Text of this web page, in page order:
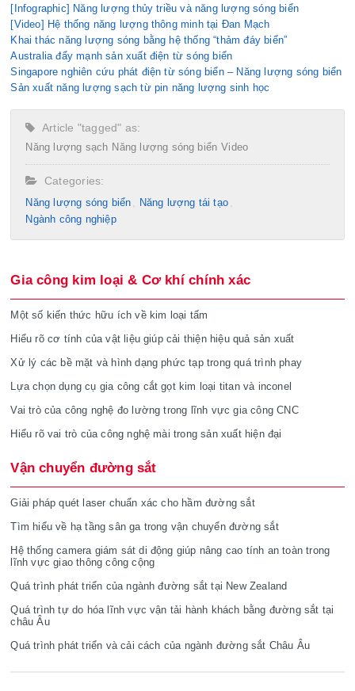
[Infographic] Năng lượng thủy triều và năng lượng sóng biển
[Video] Hệ thống năng lượng thông minh tại Đan Mạch
Khai thác năng lượng sóng bằng hệ thống “thảm đáy biển”
Australia đẩy mạnh sản xuất điện từ sóng biển
Singapore nghiên cứu phát điện từ sóng biển – Năng lượng sóng biển
Sản xuất năng lượng sạch từ pin năng lượng sinh học
Article "tagged" as:
Năng lượng sạch Năng lượng sóng biển Video
Categories:
Năng lượng sóng biển
Năng lượng tái tạo
Ngành công nghiệp
Gia công kim loại & Cơ khí chính xác
Một số kiến thức hữu ích về kim loại tấm
Hiểu rõ cơ tính của vật liệu giúp cải thiện hiệu quả sản xuất
Xử lý các bề mặt và hình dạng phức tạp trong quá trình phay
Lựa chọn dụng cụ gia công cắt gọt kim loại titan và inconel
Vai trò của công nghệ đo lường trong lĩnh vực gia công CNC
Hiểu rõ vai trò của công nghệ mài trong sản xuất hiện đại
Vận chuyển đường sắt
Giải pháp quét laser chuẩn xác cho hầm đường sắt
Tìm hiểu về hạ tầng sân ga trong vận chuyển đường sắt
Hệ thống camera giám sát di động giúp nâng cao tính an toàn trong
lĩnh vực giao thông công cộng
Quá trình phát triển của ngành đường sắt tại New Zealand
Quá trình tự do hóa lĩnh vực vận tải hành khách bằng đường sắt tại
châu Âu
Quá trình phát triển và cải cách của ngành đường sắt Châu Âu